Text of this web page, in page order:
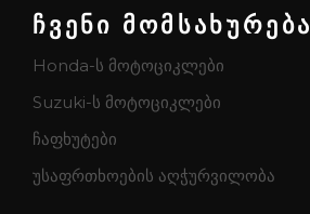
ჩვენი მომსახურება
Honda-ს მოტოციკლები
Suzuki-ს მოტოციკლები
ჩაფხუტები
უსაფრთხოების აღჭურვილობა